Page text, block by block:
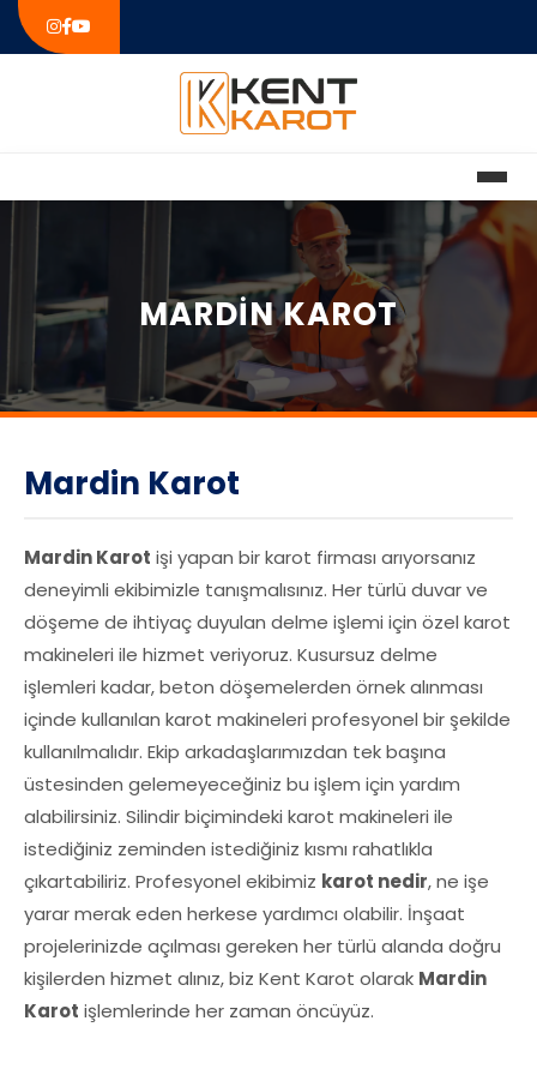
MARDIN KAROT
Mardin Karot
Mardin Karot işi yapan bir karot firması arıyorsanız
deneyimli ekibimizle tanışmalısınız. Her türlü duvar ve
döşeme de ihtiyaç duyulan delme işlemi için özel karot
makineleri ile hizmet veriyoruz. Kusursuz delme
işlemleri kadar, beton döşemelerden örnek alınması
içinde kullanılan karot makineleri profesyonel bir şekilde
kullanılmalıdır. Ekip arkadaşlarımızdan tek başına
üstesinden gelemeyeceğiniz bu işlem için yardım
alabilirsiniz. Silindir biçimindeki karot makineleri ile
istediğiniz zeminden istediğiniz kısmı rahatlıkla
çıkartabiliriz. Profesyonel ekibimiz karot nedir, ne işe
yarar merak eden herkese yardımcı olabilir. İnşaat
projelerinizde açılması gereken her türlü alanda doğru
kişilerden hizmet alınız, biz Kent Karot olarak Mardin
Karot işlemlerinde her zaman öncüyüz.